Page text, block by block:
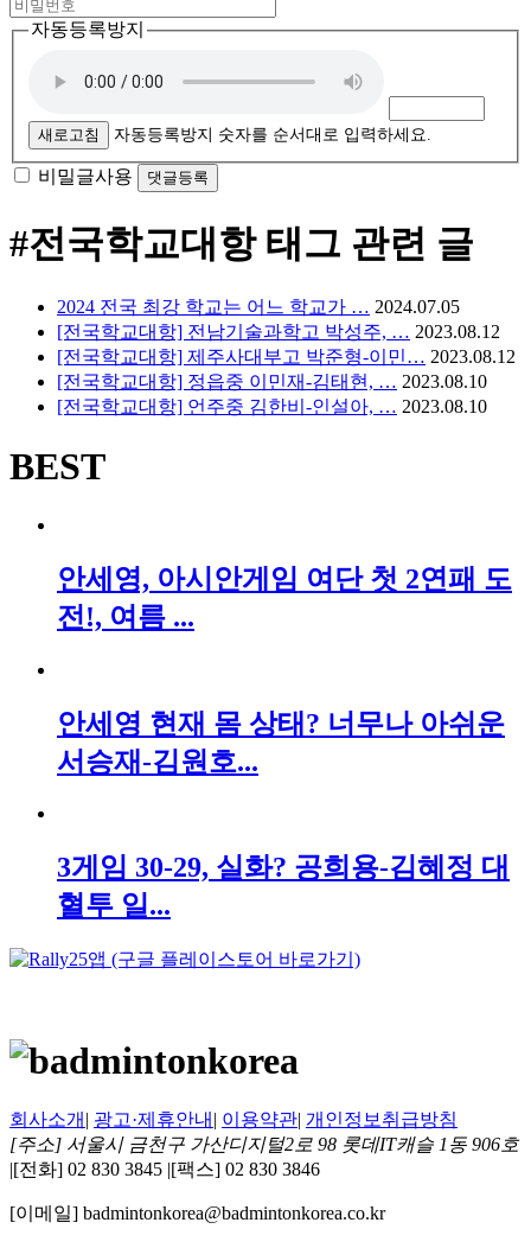
자동등록방지
새로고침 자동등록방지 숫자를 순서대로 입력하세요.
비밀글사용
#전국학교대항태그 관련 글
2024 전국 최강 학교는 어느 학교가 … 2024.07.05
[전국학교대항] 전남기술과학고 박성주, … 2023.08.12
[전국학교대항] 제주사대부고 박준형-이민… 2023.08.12
[전국학교대항] 정읍중 이민재-김태현, … 2023.08.10
[전국학교대항] 언주중 김한비-인설아, … 2023.08.10
BEST
안세영, 아시안게임 여단 첫 2연패 도
전!, 여름 ...
안세영 현재 몸 상태? 너무나 아쉬운
서승재-김원호...
3게임 30-29, 실화? 공희용-김혜정 대
혈투 일...
회사소개 | 광고·제휴안내 | 이용약관| 개인정보취급방침
[주소] 서울시 금천구 가산디지털2로 98 롯데IT캐슬 1동 906호
|[전화] 02 830 3845 |[팩스] 02 830 3846
[이메일] badmintonkorea@badmintonkorea.co.kr